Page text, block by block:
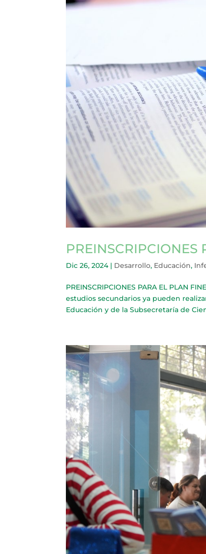
PREINSCRIPCIONES
Dic 26, 2024| Desarrollo, Educación,
PREINSCRIPCIONES PARA EL PLAN
estudios secundarios ya pueden
Educación y de la Subsecretaría de